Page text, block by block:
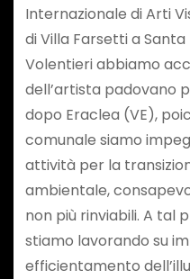
Internazionale di Arti
di Villa Farsetti a Santa
Volentieri abbiamo
dell’artista padovano
dopo Eraclea (VE),
comunale siamo
attività per la
ambientale,
non più rinviabili. A tal
stiamo lavorando su
efficientamento